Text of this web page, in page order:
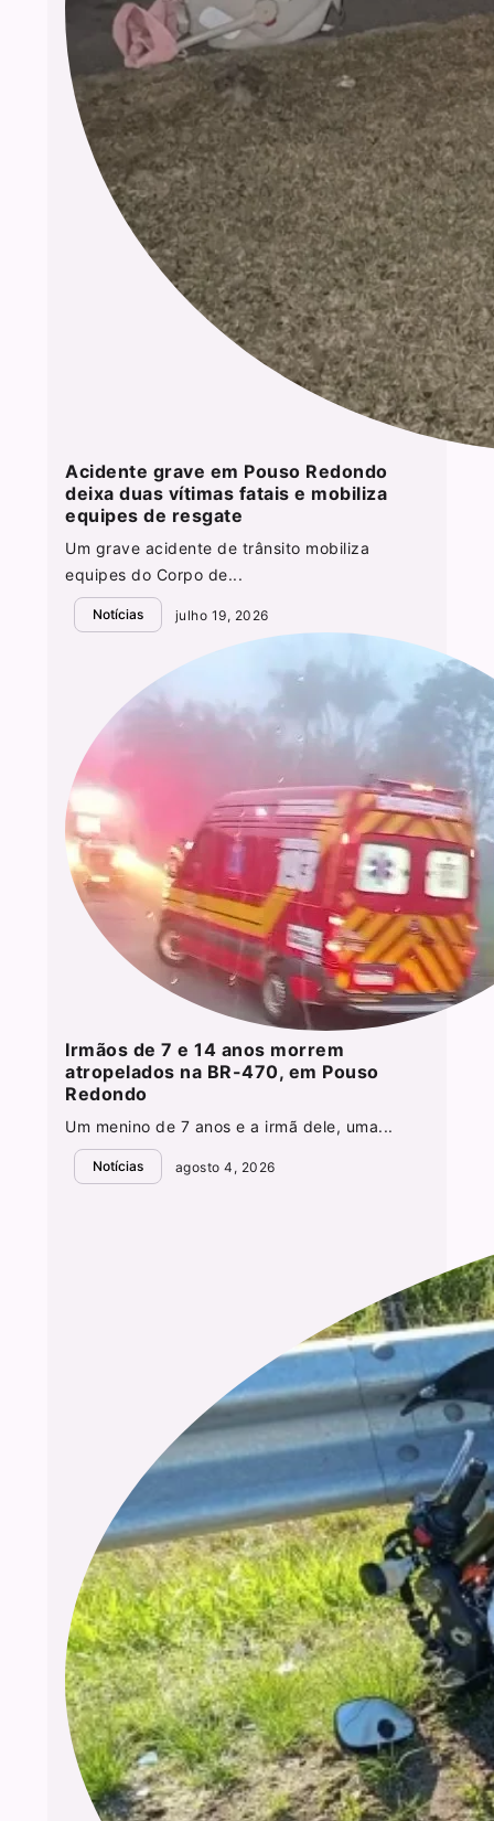
Acidente grave em Pouso Redondo
deixa duas vítimas fatais e mobiliza
equipes de resgate
Um grave acidente de trânsito mobiliza
equipes do Corpo de...
Notícias julho 19, 2026
Irmãos de 7 e 14 anos morrem
atropelados na BR-470, em Pouso
Redondo
Um menino de 7 anos e a irmã dele, uma...
Notícias agosto 4, 2026